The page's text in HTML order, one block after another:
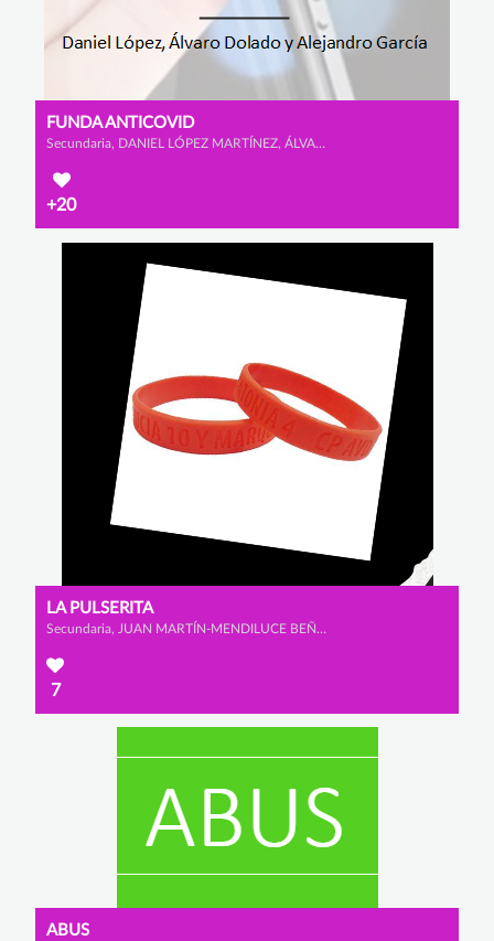
FUNDA ANTICOVID
Secundaria, DANIEL LÓPEZ MARTÍNEZ, ÁLVARO DOLADO MONTERO y ALEJANDRO GARCÍA CALAMARDO
+20
LA PULSERITA
Secundaria, JUAN MARTÍN-MENDILUCE BEÑARÁN, LUIS RODRÍGUEZ DOPICO y ALEJANDRO PATÓN ALBARRACÍN
7
ABUS